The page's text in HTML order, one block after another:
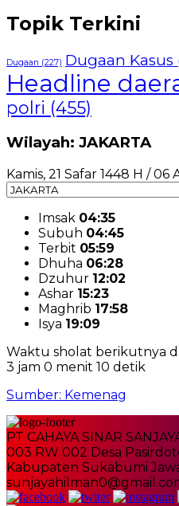
Topik Terkini
Dugaan (227) Dugaan Kasus
Headline
polri (455)
Wilayah: JAKARTA
Kamis, 21 Safar 1448 H /
Imsak 04:35
Subuh 04:45
Terbit 05:59
Dhuha 06:28
Dzuhur 12:02
Ashar 15:23
Maghrib 17:58
Isya 19:09
Waktu sholat berikutnya
3 jam 0 menit 10 detik
Sumber: Kemenag
PT CAHAYA SINAR
003 RW 002 Desa
Kabupaten Sukabumi